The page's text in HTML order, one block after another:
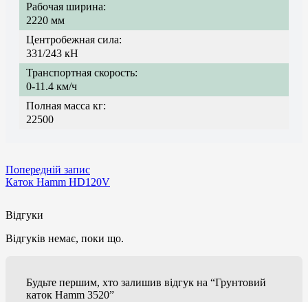
Рабочая ширина:
2220 мм
Центробежная сила:
331/243 кН
Транспортная скорость:
0-11.4 км/ч
Полная масса кг:
22500
Попередній запис
Каток Hamm HD120V
Відгуки
Відгуків немає, поки що.
Будьте першим, хто залишив відгук на “Грунтовий
каток Hamm 3520”